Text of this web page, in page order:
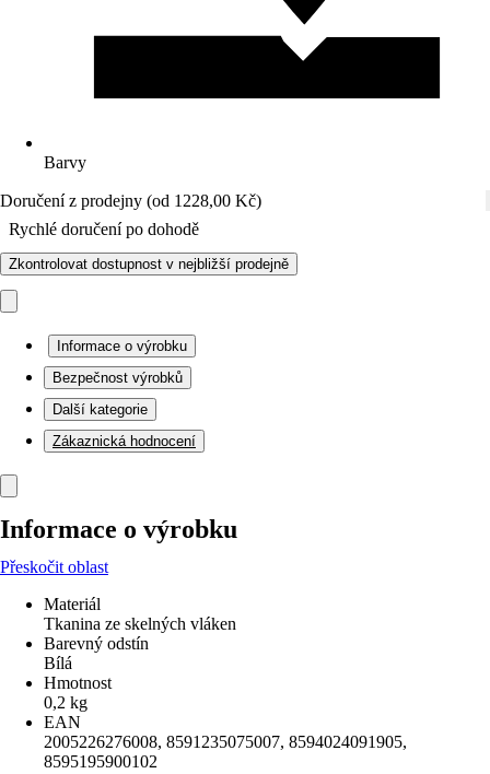
Barvy
Doručení z prodejny (od 1228,00 Kč)
Rychlé doručení po dohodě
Zkontrolovat dostupnost v nejbližší prodejně
Informace o výrobku
Bezpečnost výrobků
Další kategorie
Zákaznická hodnocení
Informace o výrobku
Přeskočit oblast
Materiál
Tkanina ze skelných vláken
Barevný odstín
Bílá
Hmotnost
0,2 kg
EAN
2005226276008, 8591235075007, 8594024091905,
8595195900102